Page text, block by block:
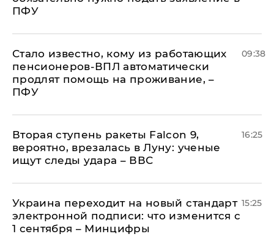
ПФУ
Стало известно, кому из работающих
пенсионеров-ВПЛ автоматически
продлят помощь на проживание, –
ПФУ
09:38
Вторая ступень ракеты Falcon 9,
вероятно, врезалась в Луну: ученые
ищут следы удара – ВВС
16:25
Украина переходит на новый стандарт
электронной подписи: что изменится с
1 сентября – Минцифры
15:25